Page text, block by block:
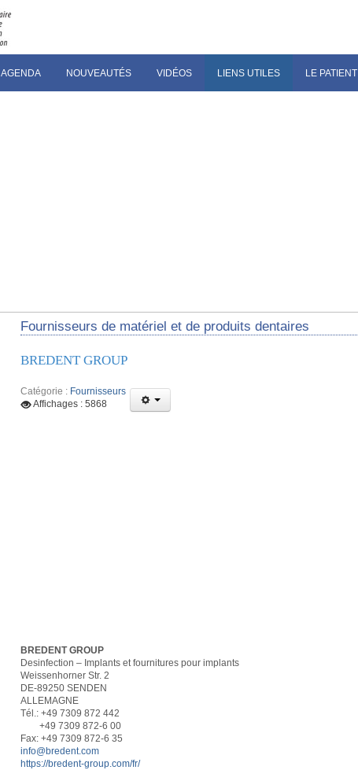
AGENDA NOUVEAUTÉS VIDÉOS LIENS UTILES LE PATIENT
Fournisseurs de matériel et de produits dentaires
BREDENT GROUP
Catégorie : Fournisseurs
Affichages : 5868
BREDENT GROUP
Desinfection – Implants et fournitures pour implants
Weissenhorner Str. 2
DE-89250 SENDEN
ALLEMAGNE
Tél.: +49 7309 872 442
+49 7309 872-6 00
Fax: +49 7309 872-6 35
info@bredent.com
https://bredent-group.com/fr/